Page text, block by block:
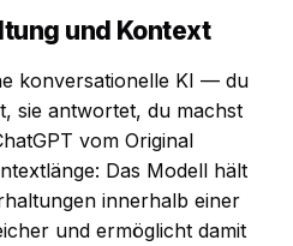
und Kontext
konversationelle KI — du
sie antwortet, du machst
vom Original
Das Modell hält
innerhalb einer
und ermöglicht damit